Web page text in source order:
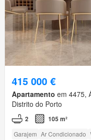
415 000 €
Apartamento em 4475,
Distrito do Porto
2 105 m²
Garajem Ar Condicionado